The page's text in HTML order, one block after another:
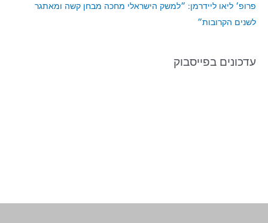
פרופ׳ ליאו ליידרמן: ״למשק הישראלי מחכה מבחן קשה ומאתגר
לשנים הקרובות״
עדכונים בפייסבוק